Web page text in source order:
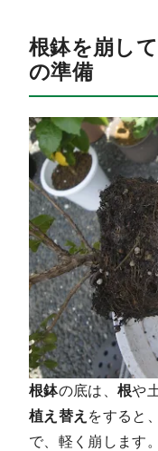
根鉢を崩し
の準備
根鉢の底は、 根や
植え替え をすると、
で、軽く崩します。